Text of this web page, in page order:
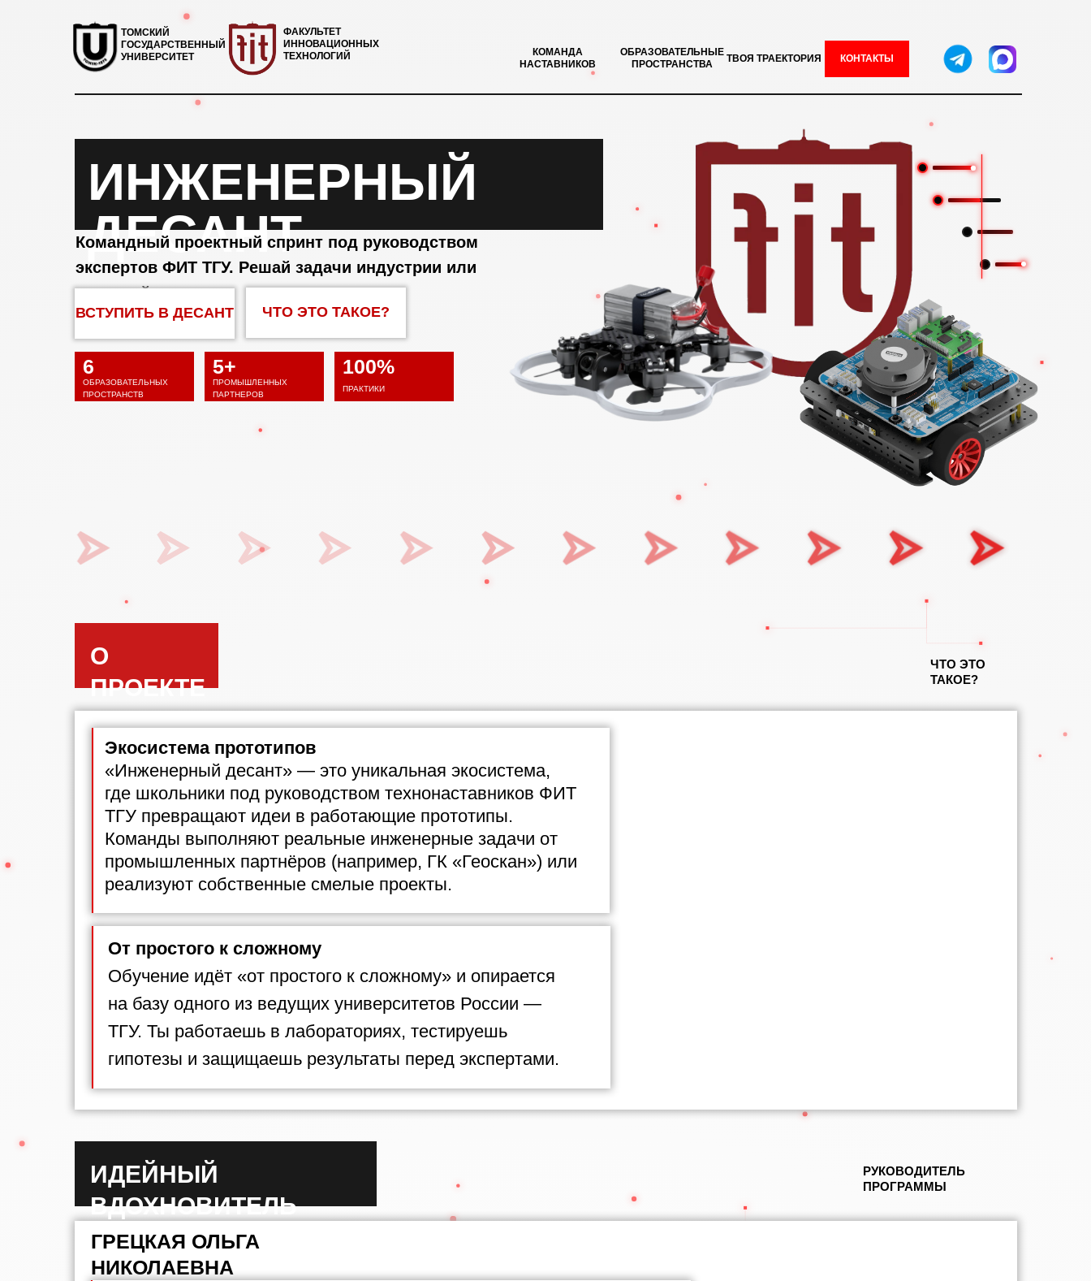
ИНЖЕНЕРНЫЙ
ДЕСАНТ
ОБРАЗОВАТЕЛЬНЫХ
ПРОСТРАНСТВ
6
ПРОМЫШЛЕННЫХ
ПАРТНЕРОВ
5+
ПРАКТИКИ
100%
Командный проектный спринт под руководством
экспертов ФИТ ТГУ. Решай задачи индустрии или
создавай свои.
ФАКУЛЬТЕТ
ИННОВАЦИОННЫХ
ТЕХНОЛОГИЙ
КОМАНДА
НАСТАВНИКОВ
ОБРАЗОВАТЕЛЬНЫЕ
ПРОСТРАНСТВА
ТВОЯ ТРАЕКТОРИЯ КОНТАКТЫ
ТОМСКИЙ
ГОСУДАРСТВЕННЫЙ
УНИВЕРСИТЕТ
ВСТУПИТЬ В ДЕСАНТ ЧТО ЭТО ТАКОЕ?
О
ПРОЕКТЕ
ЧТО ЭТО
ТАКОЕ?
Экосистема прототипов
«Инженерный десант» — это уникальная экосистема,
где школьники под руководством технонаставников ФИТ
ТГУ превращают идеи в работающие прототипы.
Команды выполняют реальные инженерные задачи от
промышленных партнёров (например, ГК «Геоскан») или
реализуют собственные смелые проекты.
От простого к сложному
Обучение идёт «от простого к сложному» и опирается
на базу одного из ведущих университетов России —
ТГУ. Ты работаешь в лабораториях, тестируешь
гипотезы и защищаешь результаты перед экспертами.
ИДЕЙНЫЙ
ВДОХНОВИТЕЛЬ
РУКОВОДИТЕЛЬ
ПРОГРАММЫ
ГРЕЦКАЯ ОЛЬГА
НИКОЛАЕВНА